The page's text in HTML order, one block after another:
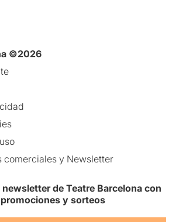
©2026
comerciales y Newsletter
de Teatre Barcelona con
y sorteos